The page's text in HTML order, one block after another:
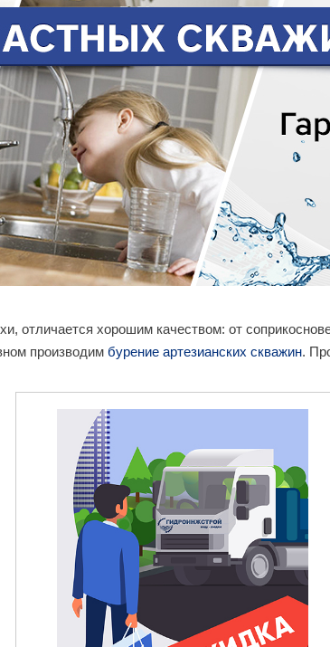
отличается хорошим качеством: от
производим бурение артезианских скважин.